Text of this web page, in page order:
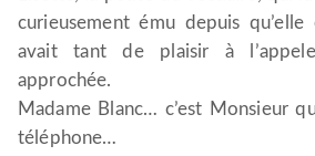
curieusement ému depuis
avait tant de plaisir à
approchée.
Madame Blanc… c’est Monsieur
téléphone…